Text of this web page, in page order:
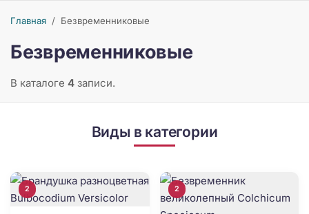
Главная / Безвременниковые
Безвременниковые
В каталоге 4 записи.
Виды в категории
2 2